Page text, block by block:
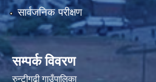
सार्वजनिक परीक्षण
सम्पर्क विवरण
रुन्टीगढी गाउँपालिका